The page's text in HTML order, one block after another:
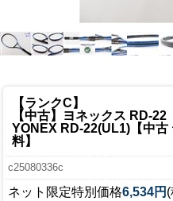
【ランクC】
【中古】ヨネックス RD-22
YONEX RD-22(UL1)【中古
料】
c25080336c
ネット限定特別価格6,534円